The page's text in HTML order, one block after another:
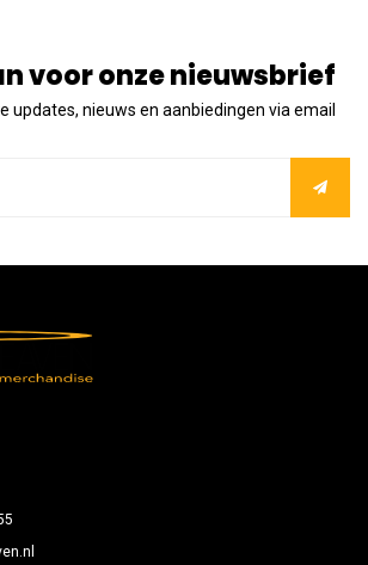
voor onze nieuwsbrief
updates, nieuws en aanbiedingen via email